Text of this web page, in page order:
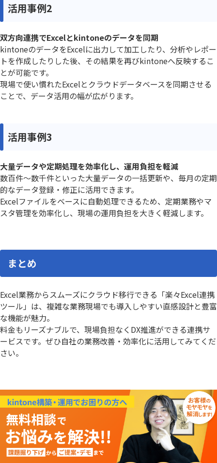
活用事例2
双方向連携でExcelとkintoneのデータを同期
kintoneのデータをExcelに出力して加工したり、分析やレポー
トを作成したりした後、その結果を再びkintoneへ反映するこ
とが可能です。
現場で使い慣れたExcelとクラウドデータベースを同期させる
ことで、データ活用の幅が広がります。
活用事例3
大量データや定期処理を効率化し、運用負担を軽減
数百件～数千件といった大量データの一括更新や、毎月の定期
的なデータ登録・修正に活用できます。
Excelファイルをベースに自動処理できるため、定期業務やマ
スタ管理を効率化し、現場の運用負担を大きく軽減します。
まとめ
Excel業務からスムーズにクラウド移行できる「楽々Excel連携
ツール」は、複雑な業務現場でも導入しやすい直感設計と豊富
な機能が魅力。
料金もリーズナブルで、現場負担なくDX推進ができる連携サ
ービスです。ぜひ自社の業務改善・効率化に活用してみてくだ
さい。